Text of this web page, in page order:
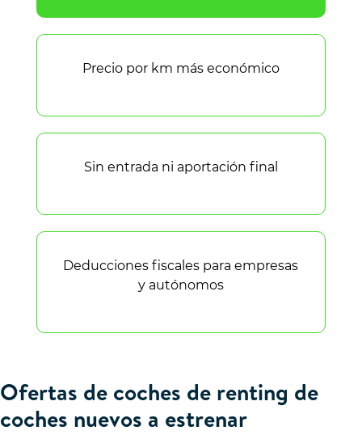
Precio por km más económico
Sin entrada ni aportación final
Deducciones fiscales para empresas
y autónomos
Ofertas de coches de renting de
coches nuevos a estrenar